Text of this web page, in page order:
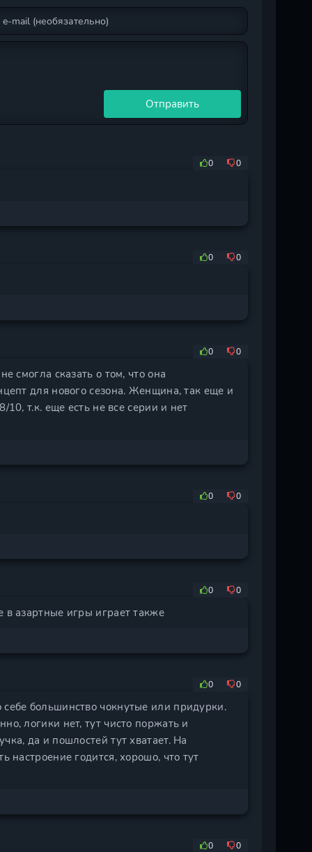
Отправить
0 0
0 0
0 0
смогла сказать о том, что она
для нового сезона. Женщина, так еще и
т.к. еще есть не все серии и нет
0 0
0 0
в азартные игры играет также
0 0
большинство чокнутые или придурки.
логики нет, тут чисто поржать и
да и пошлостей тут хватает. На
настроение годится, хорошо, что тут
0 0